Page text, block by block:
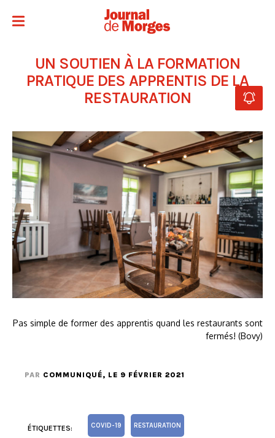
UN SOUTIEN À LA FORMATION
PRATIQUE DES APPRENTIS DE LA
RESTAURATION
Pas simple de former des apprentis quand les restaurants sont
fermés! (Bovy)
PAR COMMUNIQUÉ, LE 9 FÉVRIER 2021
ÉTIQUETTES: COVID-19 RESTAURATION